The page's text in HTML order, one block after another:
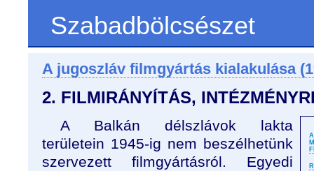
Szabadbölcsészet
A jugoszláv filmgyártás kialakulása
2. FILMIRÁNYÍTÁS,
A Balkán délszlávok lakta
területein 1945-ig nem beszélhetünk
szervezett filmgyártásról. Egyedi